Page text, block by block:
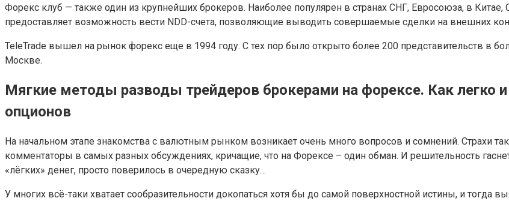
Форекс клуб — также один из крупнейших брокеров. Наиболее популярен в странах СНГ, Евросоюза, в
предоставляет возможность вести NDD-счета, позволяющие выводить совершаемые сделки на внешних
TeleTrade вышел на рынок форекс еще в 1994 году. С тех пор было открыто более 200 представительств в
Москве.
Мягкие методы разводы трейдеров брокерами на форексе. Как легко
опционов
На начальном этапе знакомства с валютным рынком возникает очень много вопросов и сомнений. Страхи
комментаторы в самых разных обсуждениях, кричащие, что на Форексе – один обман. И решительность
«лёгких» денег, просто поверилось в очередную сказку…
У многих всё-таки хватает сообразительности докопаться хотя бы до самой поверхностной истины, и тогда